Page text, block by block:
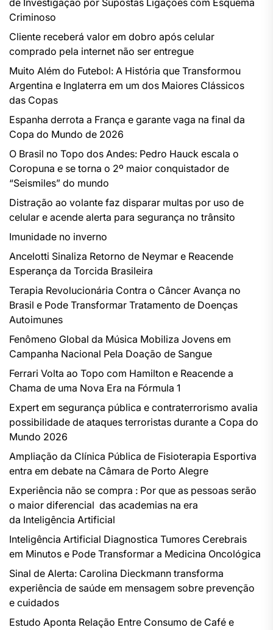
de Investigação por Supostas Ligações com Esquema
Criminoso
Cliente receberá valor em dobro após celular
comprado pela internet não ser entregue
Muito Além do Futebol: A História que Transformou
Argentina e Inglaterra em um dos Maiores Clássicos
das Copas
Espanha derrota a França e garante vaga na final da
Copa do Mundo de 2026
O Brasil no Topo dos Andes: Pedro Hauck escala o
Coropuna e se torna o 2º maior conquistador de
“Seismiles” do mundo
Distração ao volante faz disparar multas por uso de
celular e acende alerta para segurança no trânsito
Imunidade no inverno
Ancelotti Sinaliza Retorno de Neymar e Reacende
Esperança da Torcida Brasileira
Terapia Revolucionária Contra o Câncer Avança no
Brasil e Pode Transformar Tratamento de Doenças
Autoimunes
Fenômeno Global da Música Mobiliza Jovens em
Campanha Nacional Pela Doação de Sangue
Ferrari Volta ao Topo com Hamilton e Reacende a
Chama de uma Nova Era na Fórmula 1
Expert em segurança pública e contraterrorismo avalia
possibilidade de ataques terroristas durante a Copa do
Mundo 2026
Ampliação da Clínica Pública de Fisioterapia Esportiva
entra em debate na Câmara de Porto Alegre
Experiência não se compra : Por que as pessoas serão
o maior diferencial das academias na era
da Inteligência Artificial
Inteligência Artificial Diagnostica Tumores Cerebrais
em Minutos e Pode Transformar a Medicina Oncológica
Sinal de Alerta: Carolina Dieckmann transforma
experiência de saúde em mensagem sobre prevenção
e cuidados
Estudo Aponta Relação Entre Consumo de Café e